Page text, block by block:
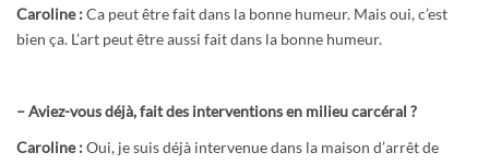
Caroline :Ca peut être fait dans la bonne humeur. Mais oui, c’est
bien ça. L’art peut être aussi fait dans la bonne humeur.
–Aviez-vous déjà, fait des interventions en milieu carcéral ?
Caroline :Oui, je suis déjà intervenue dans la maison d’arrêt de